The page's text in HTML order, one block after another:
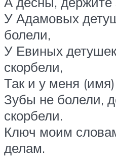
У Адамовых
болели,
У Евиных
скорбели,
Так и у меня (имя)
Зубы не болели,
скорбели.
Ключ моим
делам.